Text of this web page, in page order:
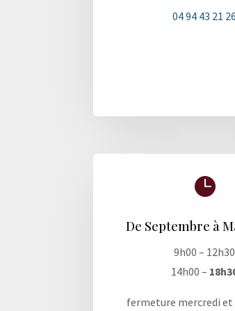
04 94 43 21 26

De Septembre à
9h00 – 12h30
14h00 –
fermeture mercredi et